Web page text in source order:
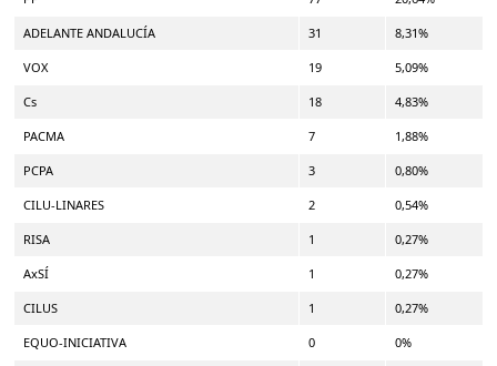
ADELANTE ANDALUCÍA 31 8,31%
VOX 19 5,09%
Cs 18 4,83%
PACMA 7 1,88%
PCPA 3 0,80%
CILU-LINARES 2 0,54%
RISA 1 0,27%
AxSÍ 1 0,27%
CILUS 1 0,27%
EQUO-INICIATIVA 0 0%